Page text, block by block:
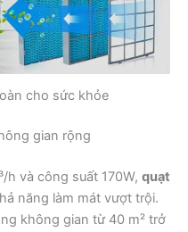
cho sức khỏe
gian rộng
h và công suất 170W, quạt
năng làm mát vượt trội.
không gian từ 40 m² trở